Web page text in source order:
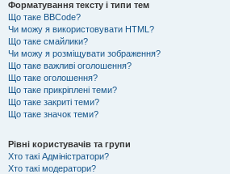
Форматування тексту і типи тем
Що таке BBCode?
Чи можу я використовувати HTML?
Що таке смайлики?
Чи можу я розміщувати зображення?
Що таке важливі оголошення?
Що таке оголошення?
Що таке прикріплені теми?
Що таке закриті теми?
Що таке значок теми?
Рівні користувачів та групи
Хто такі Адміністратори?
Хто такі модератори?